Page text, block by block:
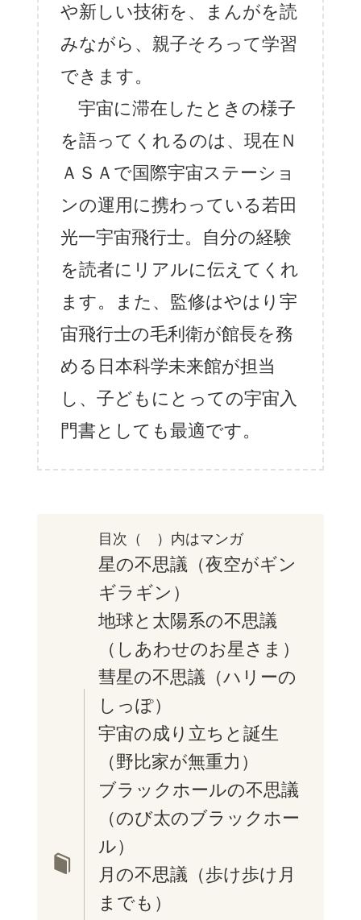
や新しい技術を、まんがを読
みながら、親子そろって学習
できます。
宇宙に滞在したときの様子
を語ってくれるのは、現在Ｎ
ＡＳＡで国際宇宙ステーショ
ンの運用に携わっている若田
光一宇宙飛行士。自分の経験
を読者にリアルに伝えてくれ
ます。また、監修はやはり宇
宙飛行士の毛利衛が館長を務
める日本科学未来館が担当
し、子どもにとっての宇宙入
門書としても最適です。
目次（ ）内はマンガ
星の不思議（夜空がギン
ギラギン）
地球と太陽系の不思議
（しあわせのお星さま）
彗星の不思議（ハリーの
しっぽ）
宇宙の成り立ちと誕生
（野比家が無重力）
ブラックホールの不思議
（のび太のブラックホー
ル）
月の不思議（歩け歩け月
までも）